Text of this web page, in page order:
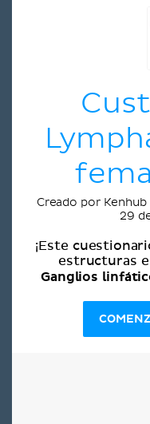
Creado por
29
¡Este
estructuras
Ganglios